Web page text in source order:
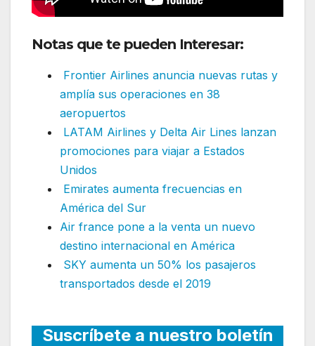
Notas que te pueden Interesar:
Frontier Airlines anuncia nuevas rutas y
amplía sus operaciones en 38
aeropuertos
LATAM Airlines y Delta Air Lines lanzan
promociones para viajar a Estados
Unidos
Emirates aumenta frecuencias en
América del Sur
Air france pone a la venta un nuevo
destino internacional en América
SKY aumenta un 50% los pasajeros
transportados desde el 2019
Suscríbete a nuestro boletín